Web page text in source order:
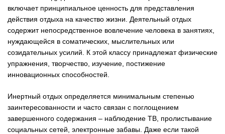
включает принципиальное ценность для представления
действия отдыха на качество жизни. Деятельный отдых
содержит непосредственное вовлечение человека в занятиях,
нуждающейся в соматических, мыслительных или
созидательных усилий. К этой классу принадлежат физические
упражнения, творчество, изучение, постижение
инновационных способностей.
Инертный отдых определяется минимальным степенью
заинтересованности и часто связан с поглощением
завершенного содержания – наблюдение ТВ, пролистывание
социальных сетей, электронные забавы. Даже если такой